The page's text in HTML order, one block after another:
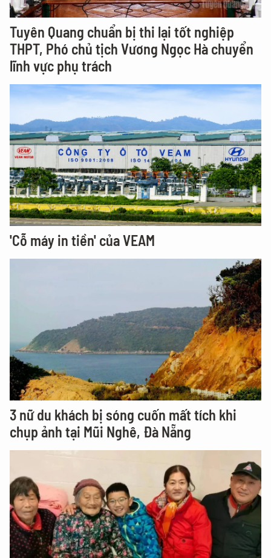
Tuyên Quang chuẩn bị thi lại tốt nghiệp
THPT, Phó chủ tịch Vương Ngọc Hà chuyển
lĩnh vực phụ trách
'Cỗ máy in tiền' của VEAM
3 nữ du khách bị sóng cuốn mất tích khi
chụp ảnh tại Mũi Nghê, Đà Nẵng